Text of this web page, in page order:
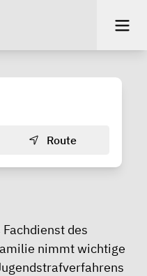
Route
des
nimmt wichtige